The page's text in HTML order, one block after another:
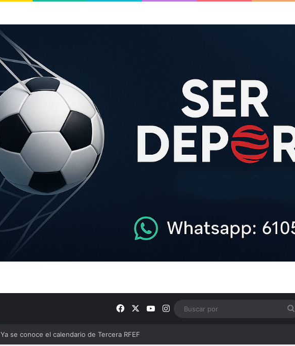
FacebookYouTube
Instagram
Mercado de Fichajes: Movimientos clave en el fútbol comarcal